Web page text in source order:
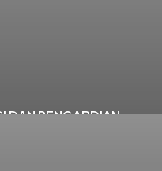
DAN PENGABDIAN